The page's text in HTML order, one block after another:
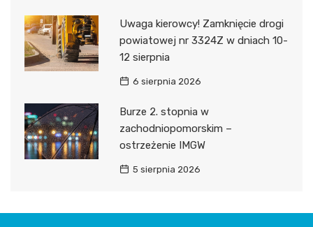
Uwaga kierowcy! Zamknięcie drogi
powiatowej nr 3324Z w dniach 10-
12 sierpnia
6 sierpnia 2026
Burze 2. stopnia w
zachodniopomorskim –
ostrzeżenie IMGW
5 sierpnia 2026